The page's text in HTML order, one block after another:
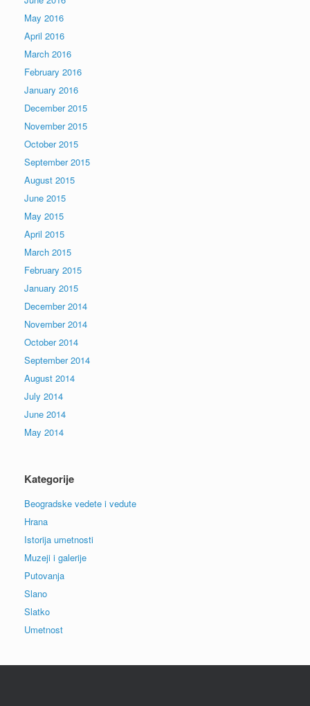
May 2016
April 2016
March 2016
February 2016
January 2016
December 2015
November 2015
October 2015
September 2015
August 2015
June 2015
May 2015
April 2015
March 2015
February 2015
January 2015
December 2014
November 2014
October 2014
September 2014
August 2014
July 2014
June 2014
May 2014
Kategorije
Beogradske vedete i vedute
Hrana
Istorija umetnosti
Muzeji i galerije
Putovanja
Slano
Slatko
Umetnost